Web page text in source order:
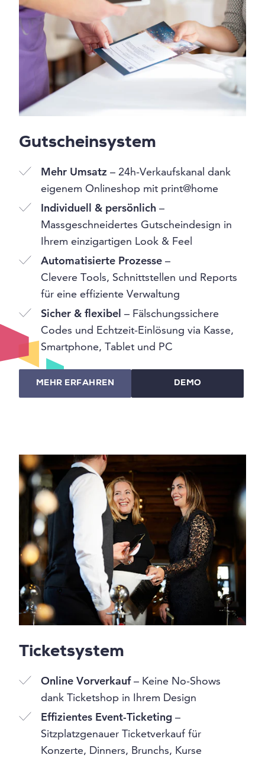
Gutscheinsystem
Mehr Umsatz – 24h-Verkaufskanal dank
eigenem Onlineshop mit print@home
Individuell & persönlich –
Massgeschneidertes Gutscheindesign in
Ihrem einzigartigen Look & Feel
Automatisierte Prozesse –
Clevere Tools, Schnittstellen und Reports
für eine effiziente Verwaltung
Sicher & flexibel – Fälschungssichere
Codes und Echtzeit-Einlösung via Kasse,
Smartphone, Tablet und PC
MEHR ERFAHREN DEMO
Ticketsystem
Online Vorverkauf– Keine No-Shows
dank Ticketshop in Ihrem Design
Effizientes Event-Ticketing –
Sitzplatzgenauer Ticketverkauf für
Konzerte, Dinners, Brunchs, Kurse